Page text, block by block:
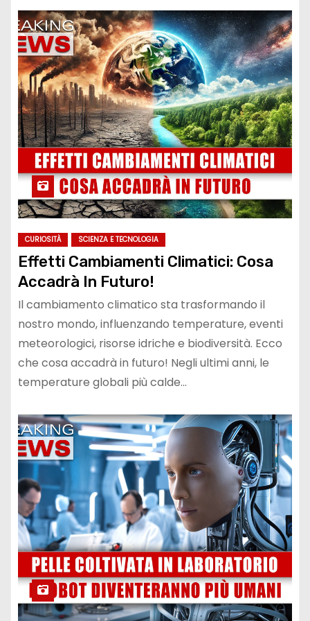
CURIOSITÀ SCIENZA E TECNOLOGIA
Effetti Cambiamenti Climatici: Cosa
Accadrà In Futuro!
Il cambiamento climatico sta trasformando il
nostro mondo, influenzando temperature, eventi
meteorologici, risorse idriche e biodiversità. Ecco
che cosa accadrà in futuro! Negli ultimi anni, le
temperature globali più calde…